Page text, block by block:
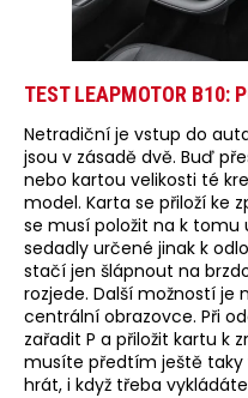
TEST LEAPMOTOR B10:
Netradiční je vstup do
jsou v zásadě dvě. Buď
nebo kartou velikosti té
model. Karta se přiloží ke
se musí položit na k
sedadly určené jinak k
stačí jen šlápnout na
rozjede. Další možností je
centrální obrazovce. Při
zařadit P a přiložit kartu k
musíte předtím ještě taky
hrát, i když třeba